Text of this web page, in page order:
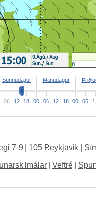
Sunnudagur
06 12 18
Mánudagur
00 06 12 18 00 06
7-9 | 105 Reykjavík |
Veftré